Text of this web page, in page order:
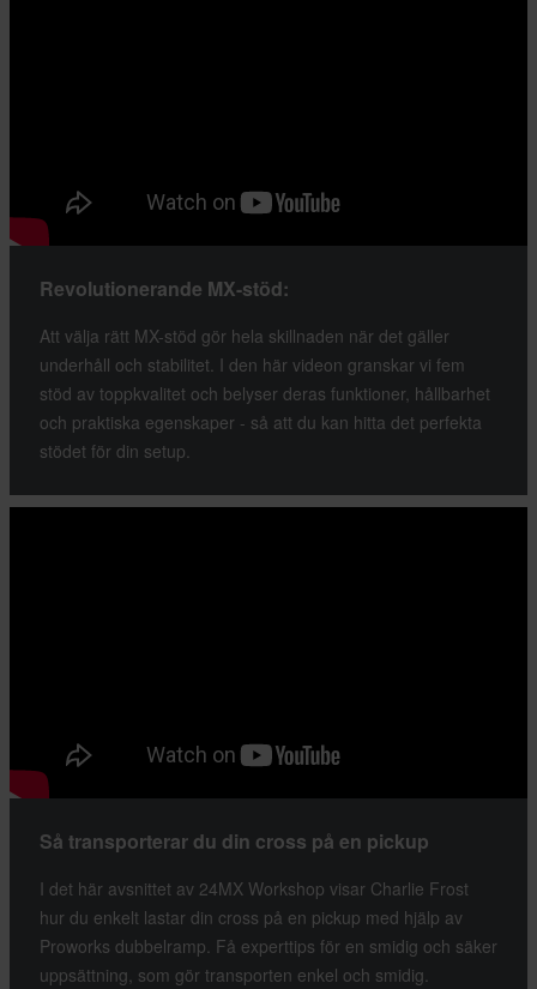
Revolutionerande MX-stöd:
Att välja rätt MX-stöd gör hela skillnaden när det gäller
underhåll och stabilitet. I den här videon granskar vi fem
stöd av toppkvalitet och belyser deras funktioner, hållbarhet
och praktiska egenskaper - så att du kan hitta det perfekta
stödet för din setup.
Så transporterar du din cross på en pickup
I det här avsnittet av 24MX Workshop visar Charlie Frost
hur du enkelt lastar din cross på en pickup med hjälp av
Proworks dubbelramp. Få experttips för en smidig och säker
uppsättning, som gör transporten enkel och smidig.